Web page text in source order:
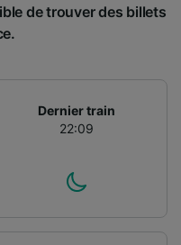
de trouver des billets
Dernier train
22:09